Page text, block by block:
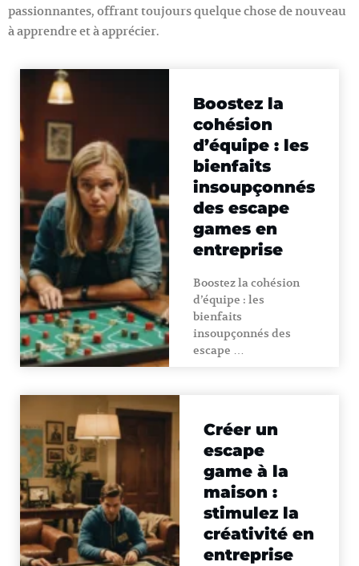
passionnantes, offrant toujours quelque chose de nouveau
à apprendre et à apprécier.
Boostez la
cohésion
d’équipe : les
bienfaits
insoupçonnés
des escape
games en
entreprise
Boostez la cohésion
d’équipe : les
bienfaits
insoupçonnés des
escape …
Créer un
escape
game à la
maison :
stimulez la
créativité en
entreprise